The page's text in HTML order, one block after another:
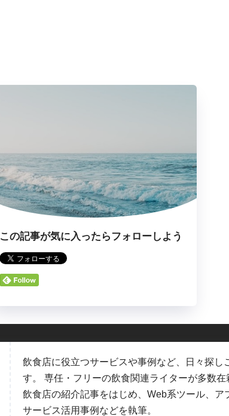
この記事が気に入ったらフォローしよう
飲食店に役立つサービスや事例など、日々探し
す。 専任・フリーの飲食関連ライターが多数在
飲食店の紹介記事をはじめ、Web系ツール、ア
サービス活用事例などを執筆。